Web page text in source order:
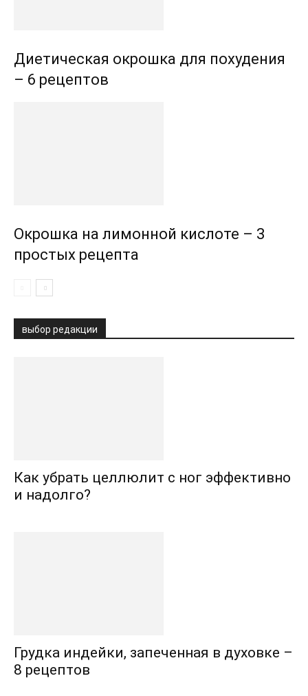
Диетическая окрошка для похудения
– 6 рецептов
Окрошка на лимонной кислоте – 3
простых рецепта
выбор редакции
Как убрать целлюлит с ног эффективно
и надолго?
Грудка индейки, запеченная в духовке –
8 рецептов